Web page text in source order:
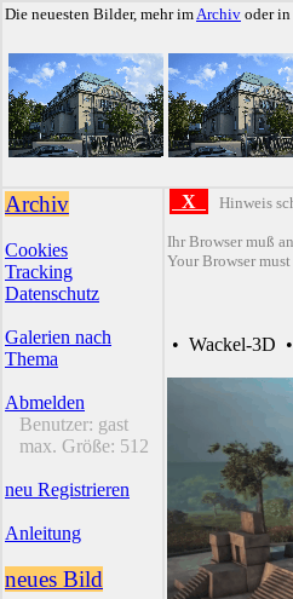
Die neuesten Bilder, mehr imArchiv oder in
Archiv
Cookies
Tracking
Datenschutz
Galerien nach
Thema
Abmelden
Benutzer: gast
max. Größe: 512
neu Registrieren
Anleitung
neues Bild
X Hinweis
Ihr Browser muß
Your Browser
• Wackel-3D •